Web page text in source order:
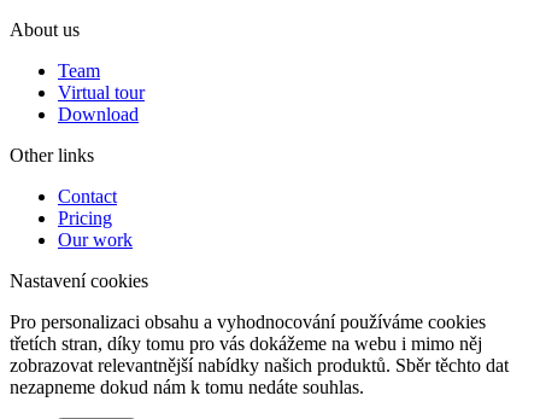
About us
Team
Virtual tour
Download
Other links
Contact
Pricing
Our work
Nastavení cookies
Pro personalizaci obsahu a vyhodnocování používáme cookies
třetích stran, díky tomu pro vás dokážeme na webu i mimo něj
zobrazovat relevantnější nabídky našich produktů. Sběr těchto dat
nezapneme dokud nám k tomu nedáte souhlas.